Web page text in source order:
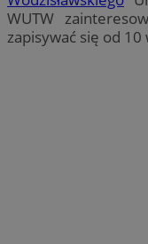
WUTW
zapisywać się od 10